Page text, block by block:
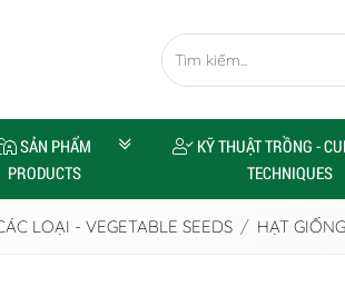
SẢN PHẨM
PRODUCTS
KỸ THUẬT TRỒNG -
TECHNIQUES
LOẠI - VEGETABLE SEEDS HẠT